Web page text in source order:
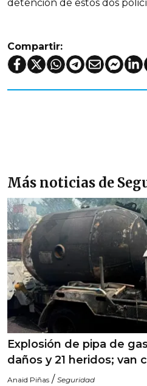
detención de estos dos
Compartir:
Más noticias de
Explosión de pipa de
daños y 21 heridos; van
Anaid Piñas / Seguridad